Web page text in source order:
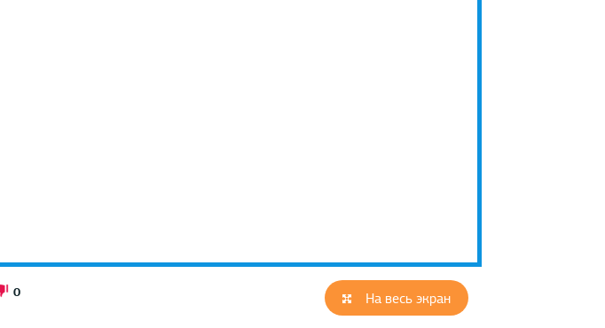
На весь экран
0